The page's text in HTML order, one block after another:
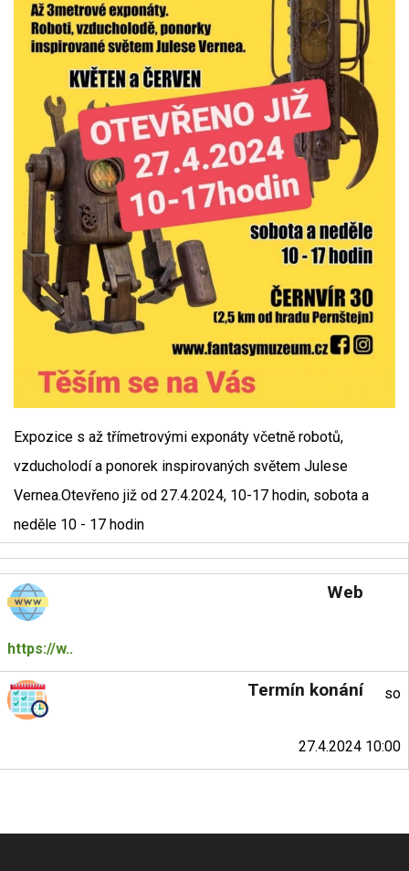
Expozice s až třímetrovými exponáty včetně robotů,
vzducholodí a ponorek inspirovaných světem Julese
Vernea.Otevřeno již od 27.4.2024, 10-17 hodin, sobota a
neděle 10 - 17 hodin
Web
https://w..
Termín konání so
27.4.2024 10:00